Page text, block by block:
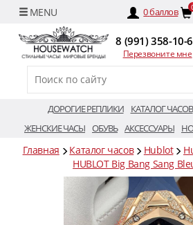
0баллов
8 (991) 358-10-
Перезвоните мне
ДОРОГИЕ РЕПЛИКИ КАТАЛОГ ЧАСОВ
ЖЕНСКИЕ ЧАСЫ ОБУВЬ АКСЕССУАРЫ
Главная Каталог часов Hublot
HUBLOT Big Bang Sang